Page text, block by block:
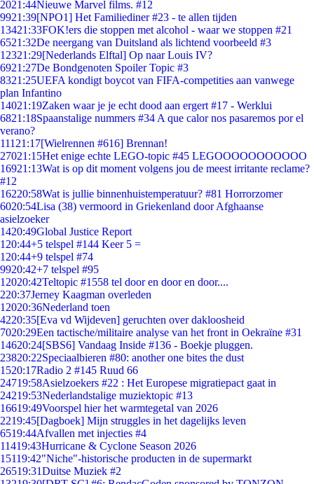
2021:44Nieuwe Marvel films. #12
9921:39[NPO1] Het Familiediner #23 - te allen tijden
13421:33FOK!ers die stoppen met alcohol - waar we stoppen #21
6521:32De neergang van Duitsland als lichtend voorbeeld #3
12321:29[Nederlands Elftal] Op naar Louis IV?
6921:27De Bondgenoten Spoiler Topic #3
8321:25UEFA kondigt boycot van FIFA-competities aan vanwege
plan Infantino
14021:19Zaken waar je je echt dood aan ergert #17 - Werklui
6821:18Spaanstalige nummers #34 A que calor nos pasaremos por el
verano?
111 21:17[Wielrennen #616] Brennan!
27021:15Het enige echte LEGO-topic #45 LEGOOOOOOOOOOO
16921:13Wat is op dit moment volgens jou de meest irritante reclame?
#12
16220:58Wat is jullie binnenhuistemperatuur? #81 Horrorzomer
6020:54Lisa (38) vermoord in Griekenland door Afghaanse
asielzoeker
1420:49Global Justice Report
1 20:44+5 telspel #144 Keer 5 =
1 20:44+9 telspel #74
9920:42+7 telspel #95
12020:42Teltopic #1558 tel door en door en door....
220:37Jerney Kaagman overleden
12020:36Nederland toen
4220:35[Eva vd Wijdeven] geruchten over dakloosheid
7020:29Een tactische/militaire analyse van het front in Oekraïne #31
14620:24[SBS6] Vandaag Inside #136 - Boekje pluggen.
23820:22Speciaalbieren #80: another one bites the dust
1520:17Radio 2 #145 Ruud 66
24719:58Asielzoekers #22 : Het Europese migratiepact gaat in
24219:53Nederlandstalige muziektopic #13
16619:49Voorspel hier het warmtegetal van 2026
2219:45[Dagboek] Mijn struggles in het dagelijks leven
6519:44Afvallen met injecties #4
11419:43Hurricane & Cyclone Season 2026
15119:42"Niche"-historische producten in de supermarkt
26519:31Duitse Muziek #2